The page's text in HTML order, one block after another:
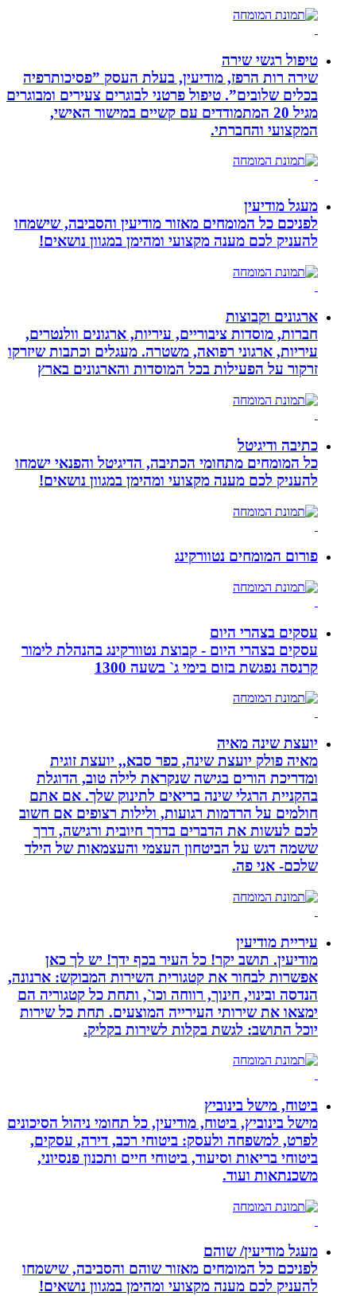
טיפול רגשי שירה
שירה רות הרפז, מודיעין, בעלת העסק ”פסיכותרפיה
בכלים שלובים”. טיפול פרטני לבוגרים צעירים ומבוגרים
מגיל 20 המתמודדים עם קשיים במישור האישי,
המקצועי והחברתי.
מעגל מודיעין
לפניכם כל המומחים מאזור מודיעין והסביבה, שישמחו
להעניק לכם מענה מקצועי ומהימן במגוון נושאים!
ארגונים וקבוצות
חברות, מוסדות ציבוריים, עיריות, ארגונים וולנטרים,
עיריות, ארגוני רפואה, משטרה. מעגלים וכתבות שיזרקו
זרקור על הפעילות בכל המוסדות והארגונים בארץ
כתיבה ודיגיטל
כל המומחים מתחומי הכתיבה, הדיגיטל והפנאי ישמחו
להעניק לכם מענה מקצועי ומהימן במגוון נושאים!
פורום המומחים נטוורקינג
עסקים בצהרי היום
עסקים בצהרי היום - קבוצת נטוורקינג בהנהלת לימור
קרנסה נפגשת בזום בימי ג` בשעה 1300
יועצת שינה מאיה
מאיה פולק יועצת שינה, כפר סבא,, יועצת זוגית
ומדריכת הורים בגישה שנקראת לילה טוב, הדוגלת
בהקניית הרגלי שינה בריאים לתינוק שלך. אם אתם
חולמים על הרדמות רגועות, ולילות רצופים אם חשוב
לכם לעשות את הדברים בדרך חיובית ורגישה, דרך
ששמה דגש על הביטחון העצמי והעצמאות של הילד
שלכם- אני פה.
עיריית מודיעין
מודיעין. תושב יקר! כל העיר בכף ידך! יש לך כאן
אפשרות לבחור את קטגורית השירות המבוקש: ארנונה,
הנדסה ובינוי, חינוך, רווחה וכו`, ותחת כל קטגוריה הם
ימצאו את שירותי העירייה המוצעים. תחת כל שירות
יוכל התושב: לגשת בקלות לשירות בקליק.
ביטוח, מישל בינוביץ
מישל בינוביץ, ביטוח, מודיעין, כל תחומי ניהול הסיכונים
לפרט, למשפחה ולעסק: ביטוחי רכב, דירה, עסקים,
ביטוחי בריאות וסיעוד, ביטוחי חיים ותכנון פנסיוני,
משכנתאות ועוד.
מעגל מודיעין/ שוהם
לפניכם כל המומחים מאזור שוהם והסביבה, שישמחו
להעניק לכם מענה מקצועי ומהימן במגוון נושאים!